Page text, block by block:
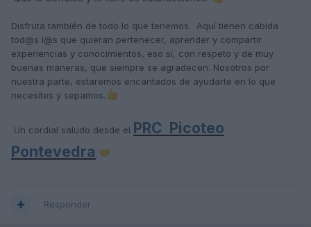
Disfruta también de todo lo que tenemos. Aquí tienen cabida
tod@s l@s que quieran pertenecer, aprender y compartir
experiencias y conocimientos, eso sí, con respeto y de muy
buenas maneras, que siempre se agradecen. Nosotros por
nuestra parte, estaremos encantados de ayudarte en lo que
necesites y sepamos.
Un cordial saludo desde el PRC Picoteo
Pontevedra.
Responder